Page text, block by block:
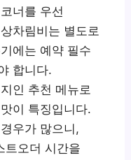
너를 우선
차림비는 별도로
에는 예약 필수
합니다.
인 추천 메뉴로
이 특징입니다.
우가 많으니,
트오더 시간을